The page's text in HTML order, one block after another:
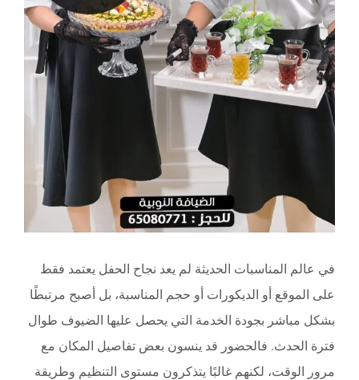
في عالم المناسبات الحديثة لم يعد نجاح الحفل يعتمد فقط
على الموقع أو الديكورات أو حجم المناسبة، بل أصبح مرتبطًا
بشكل مباشر بجودة الخدمة التي يحصل عليها الضيوف طوال
فترة الحدث. فالحضور قد ينسون بعض تفاصيل المكان مع
مرور الوقت، لكنهم غالبًا يتذكرون مستوى التنظيم وطريقة